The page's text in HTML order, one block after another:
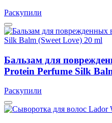
Раскупили
Бальзам для
Protein Perfume Silk
Раскупили